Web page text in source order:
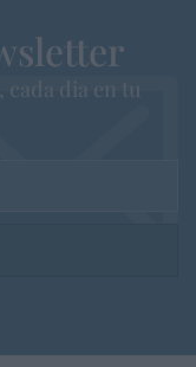
dia en tu